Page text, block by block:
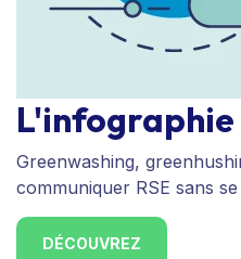
L'infographie
Greenwashing,
communiquer RSE sans
DÉCOUVREZ